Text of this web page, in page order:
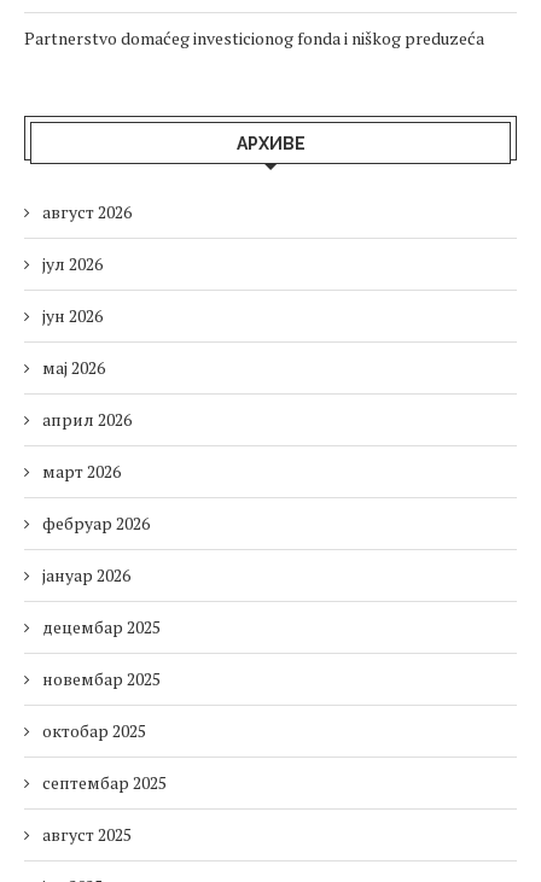
Partnerstvo domaćeg investicionog fonda i niškog preduzeća
АРХИВЕ
август 2026
јул 2026
јун 2026
мај 2026
април 2026
март 2026
фебруар 2026
јануар 2026
децембар 2025
новембар 2025
октобар 2025
септембар 2025
август 2025